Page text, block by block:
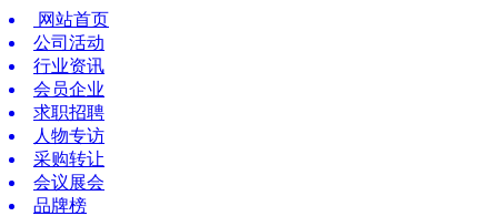
网站首页
公司活动
行业资讯
会员企业
求职招聘
人物专访
采购转让
会议展会
品牌榜